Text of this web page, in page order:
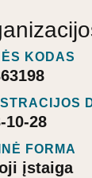
KODAS
10-28
FORMA
įstaiga